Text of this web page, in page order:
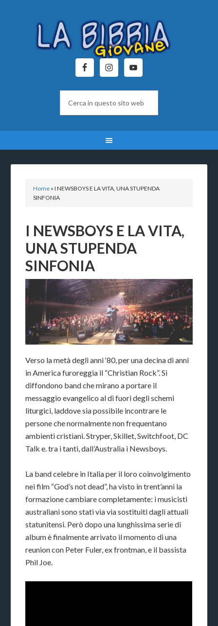
Home »I NEWSBOYS E LA VITA, UNA STUPENDA
SINFONIA
I NEWSBOYS E LA VITA,
UNA STUPENDA
SINFONIA
Verso la metà degli anni ‘80, per una decina di anni
in America furoreggia il “Christian Rock”. Si
diffondono band che mirano a portare il
messaggio evangelico al di fuori degli schemi
liturgici, laddove sia possibile incontrare le
persone che normalmente non frequentano
ambienti cristiani. Stryper, Skillet, Switchfoot, DC
Talk e. tra i tanti, dall’Australia i Newsboys.
La band celebre in Italia per il loro coinvolgimento
nei film “God’s not dead”, ha visto in trent’anni la
formazione cambiare completamente: i musicisti
australiani sono stati via via sostituiti dagli attuali
statunitensi. Però dopo una lunghissima serie di
album è finalmente arrivato il momento di una
reunion con Peter Fuler, ex frontman, e il bassista
Phil Joe.